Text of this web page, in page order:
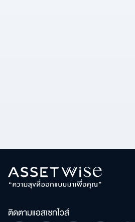
ติดตามแอสเซทไวส์